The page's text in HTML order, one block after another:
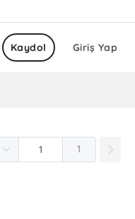
Giriş Yap
Kaydol
1